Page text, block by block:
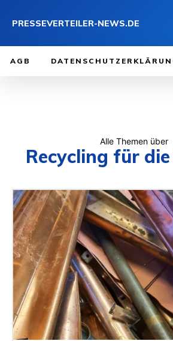
PRESSEVERTEILER-NEWS.DE
AGB
Alle Themen über
Recycling für